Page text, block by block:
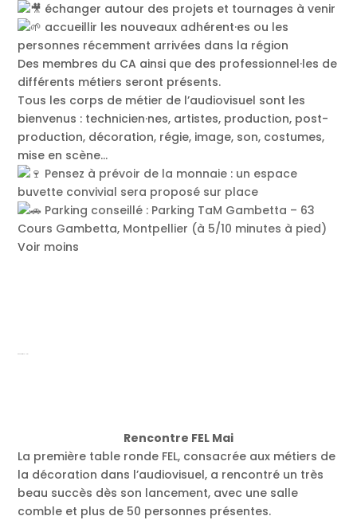
échanger autour des projets et tournages à venir
accueillir les nouveaux adhérent·es ou les
personnes récemment arrivées dans la région
Des membres du CA ainsi que des professionnel·les de
différents métiers seront présents.
Tous les corps de métier de l’audiovisuel sont les
bienvenus : technicien·nes, artistes, production, post-
production, décoration, régie, image, son, costumes,
mise en scène…
Pensez à prévoir de la monnaie : un espace
buvette convivial sera proposé sur place
Parking conseillé : Parking TaM Gambetta – 63
Cours Gambetta, Montpellier (à 5/10 minutes à pied)
Voir moins
Rencontre FEL Mai
La première table ronde FEL, consacrée aux métiers de
la décoration dans l’audiovisuel, a rencontré un très
beau succès dès son lancement, avec une salle
comble et plus de 50 personnes présentes.